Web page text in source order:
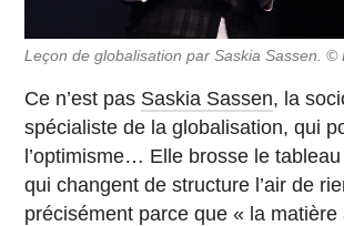
Leçon de globalisation par Saskia Sassen. ©
Ce n’est pas Saskia Sassen, la
spécialiste de la globalisation, qui
l’optimisme… Elle brosse le
qui changent de structure l’air de
précisément parce que « la matière